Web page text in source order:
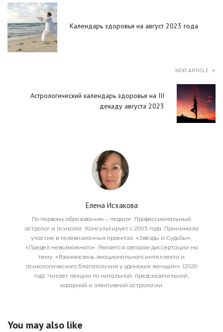
Календарь здоровья на август 2023 года
NEXT ARTICLE
Астрологический календарь здоровья на III
декаду августа 2023
Елена Исхакова
По первому образованию – педагог. Профессиональный
астролог и психолог. Консультирует с 2005 года. Принимала
участие в телевизионных проектах: «Звёзды и Судьбы»,
«Предел невозможного». Является автором диссертации на
тему: «Взаимосвязь эмоционального интеллекта и
психологического благополучия у одиноких женщин». (2020
год). Читает лекции по натальной, предсказательной,
хорарной и элективной астрологии.
You may also like